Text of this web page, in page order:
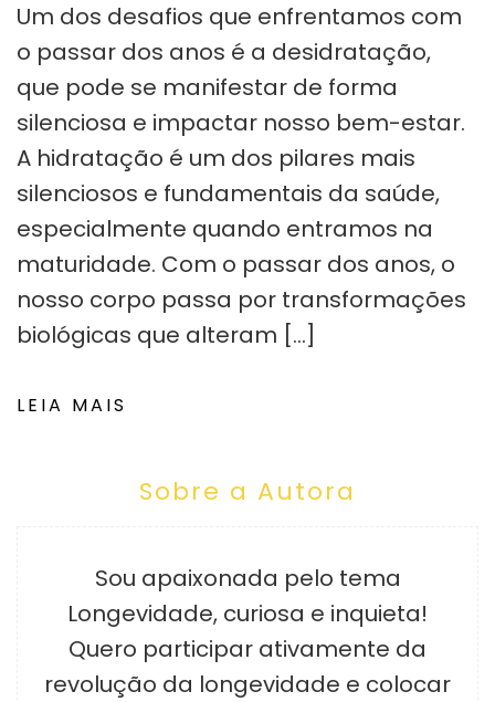
Um dos desafios que enfrentamos com
o passar dos anos é a desidratação,
que pode se manifestar de forma
silenciosa e impactar nosso bem-estar.
A hidratação é um dos pilares mais
silenciosos e fundamentais da saúde,
especialmente quando entramos na
maturidade. Com o passar dos anos, o
nosso corpo passa por transformações
biológicas que alteram […]
LEIA MAIS
Sobre a Autora
Sou apaixonada pelo tema
Longevidade, curiosa e inquieta!
Quero participar ativamente da
revolução da longevidade e colocar